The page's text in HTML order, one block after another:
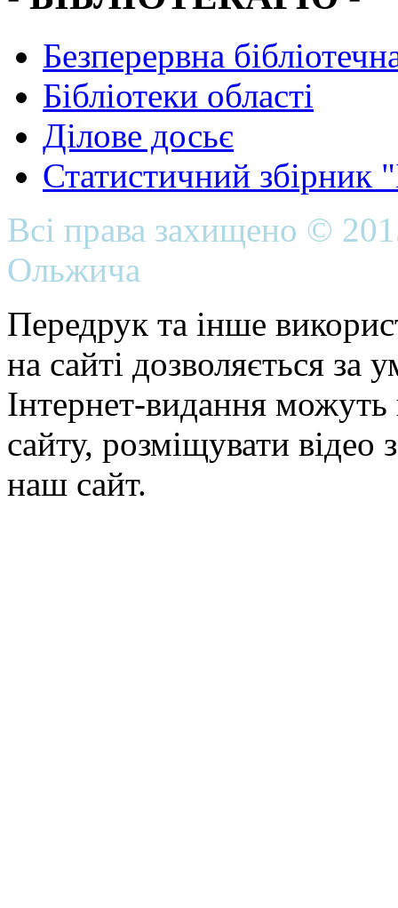
Безперервна
Бібліотеки області
Ділове досьє
Статистичний
Всі права захищено ©
Ольжича
Передрук та інше
на сайті дозволяється
Інтернет-видання можуть
сайту, розміщувати відео
наш сайт.